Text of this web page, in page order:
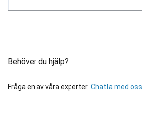
Behöver du hjälp?
Fråga en av våra experter. Chatta med oss